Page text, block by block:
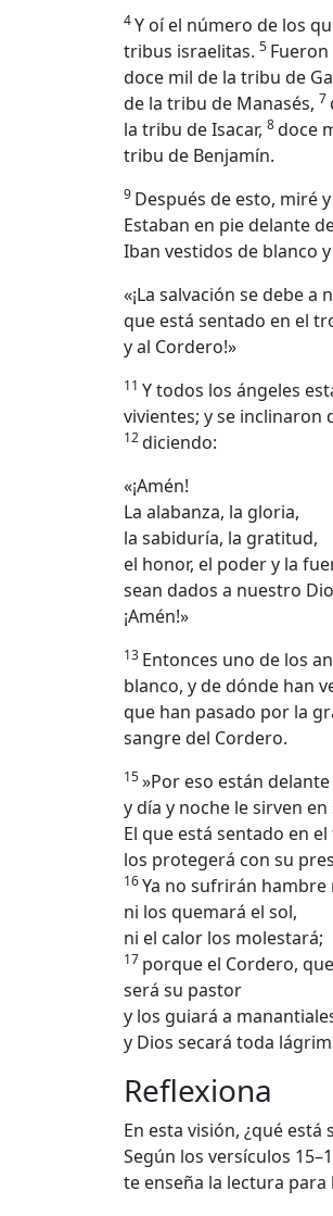
4Y oí el número de los
tribus israelitas. 5
doce mil de la tribu de
de la tribu de Manasés, 7
la tribu de Isacar, 8doce
tribu de Benjamín.
9 Después de esto, miré
Estaban en pie delante
Iban vestidos de blanco
«¡La salvación se debe a
que está sentado en el
y al Cordero!»
11 Y todos los ángeles
vivientes; y se inclinaron
12diciendo:
«¡Amén!
La alabanza, la gloria,
la sabiduría, la gratitud,
el honor, el poder y la
sean dados a nuestro
¡Amén!»
13 Entonces uno de los
blanco, y de dónde han
que han pasado por la
sangre del Cordero.
15»Por eso están
y día y noche le sirven
El que está sentado en
los protegerá con su
16Ya no sufrirán hambre
ni los quemará el sol,
ni el calor los molestará;
17 porque el Cordero,
será su pastor
y los guiará a
y Dios secará toda
Reflexiona
En esta visión, ¿qué
Según los versículos
te enseña la lectura para